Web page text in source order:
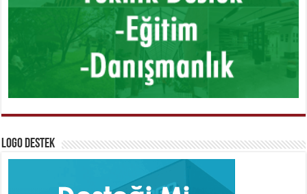
Logo Destek